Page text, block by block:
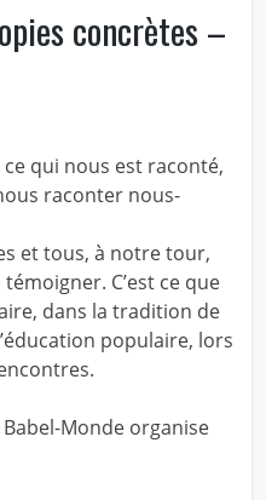
concrètes –
qui nous est raconté,
raconter nous-
et tous, à notre tour,
C’est ce que
dans la tradition de
populaire, lors
Babel-Monde organise